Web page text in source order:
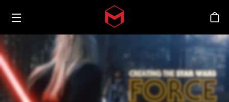
Skip to main content